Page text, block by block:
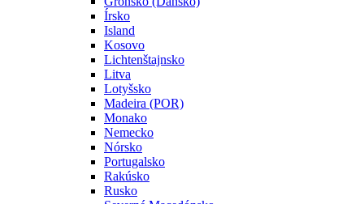
Írsko
Island
Kosovo
Lichtenštajnsko
Litva
Lotyšsko
Madeira (POR)
Monako
Nemecko
Nórsko
Portugalsko
Rakúsko
Rusko